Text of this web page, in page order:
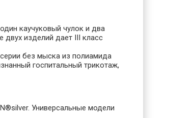
каучуковый чулок и два
двух изделий дает III класс
без мыска из полиамида
госпитальный трикотаж,
Универсальные модели